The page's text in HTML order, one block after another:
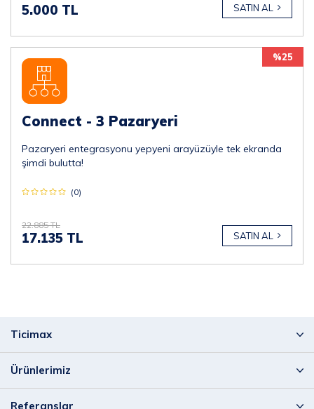
5.000 TL SATIN AL
Connect - 3 Pazaryeri
Pazaryeri entegrasyonu yepyeni arayüzüyle tek ekranda
şimdi bulutta!
(0)
22.885 TL
17.135 TL SATIN AL
%25
Ticimax
Ürünlerimiz
Referanslar